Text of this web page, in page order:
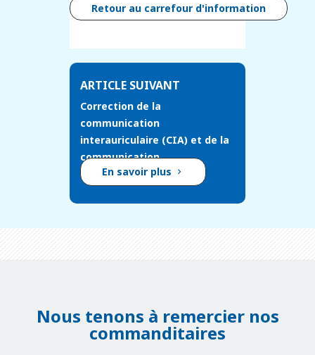
Retour au carrefour d'information
ARTICLE SUIVANT
Correction de la
communication
interauriculaire (CIA) et de la
communication
intraventriculaire (CIV)
En savoir plus
Nous tenons à remercier nos
commanditaires